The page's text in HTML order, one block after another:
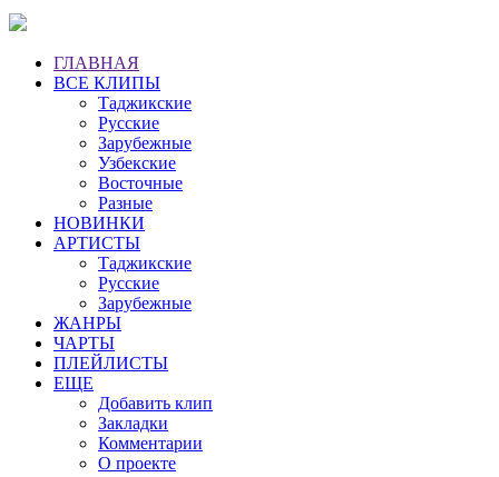
ГЛАВНАЯ
ВСЕ КЛИПЫ
Таджикские
Русские
Зарубежные
Узбекские
Восточные
Разные
НОВИНКИ
АРТИСТЫ
Таджикские
Русские
Зарубежные
ЖАНРЫ
ЧАРТЫ
ПЛЕЙЛИСТЫ
ЕЩЕ
Добавить клип
Закладки
Комментарии
О проекте